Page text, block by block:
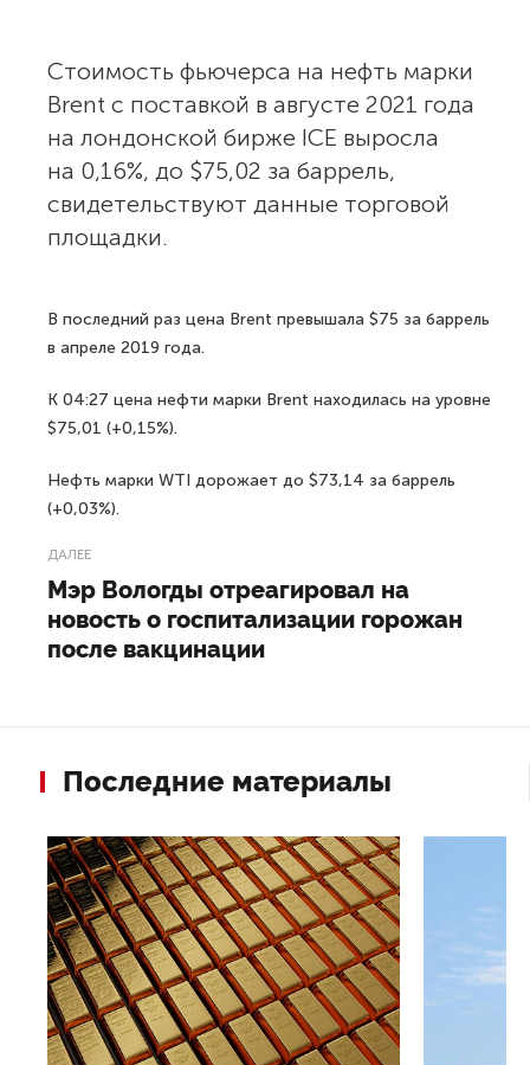
Стоимость фьючерса на нефть марки
Brent с поставкой в августе 2021 года
на лондонской бирже ICE выросла
на 0,16%, до $75,02 за баррель,
свидетельствуют данные торговой
площадки.
В последний раз цена Brent превышала $75 за баррель
в апреле 2019 года.
К 04:27 цена нефти марки Brent находилась на уровне
$75,01 (+0,15%).
Нефть марки WTI дорожает до $73,14 за баррель
(+0,03%).
ДАЛЕЕ
Мэр Вологды отреагировал на
новость о госпитализации горожан
после вакцинации
Последние материалы